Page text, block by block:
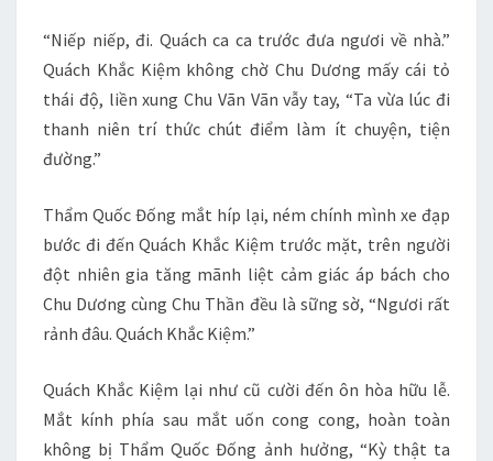
“Niếp niếp, đi. Quách ca ca trước đưa ngươi về nhà.”
Quách Khắc Kiệm không chờ Chu Dương mấy cái tỏ
thái độ, liền xung Chu Vãn Vãn vẫy tay, “Ta vừa lúc đi
thanh niên trí thức chút điểm làm ít chuyện, tiện
đường.”
Thẩm Quốc Đống mắt híp lại, ném chính mình xe đạp
bước đi đến Quách Khắc Kiệm trước mặt, trên người
đột nhiên gia tăng mãnh liệt cảm giác áp bách cho
Chu Dương cùng Chu Thần đều là sững sờ, “Ngươi rất
rảnh đâu. Quách Khắc Kiệm.”
Quách Khắc Kiệm lại như cũ cười đến ôn hòa hữu lễ.
Mắt kính phía sau mắt uốn cong cong, hoàn toàn
không bị Thẩm Quốc Đống ảnh hưởng, “Kỳ thật ta